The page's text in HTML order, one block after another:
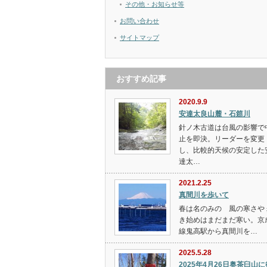
その他・お知らせ等
お問い合わせ
サイトマップ
おすすめ記事
2020.9.9
安達太良山麓・石筵川
針ノ木古道は台風の影響で
止を即決。リーダーを変更
し、比較的天候の安定した
達太…
2021.2.25
真間川を歩いて
春は名のみの 風の寒さや
き始めはまだまだ寒い。京
線鬼高駅から真間川を…
2025.5.28
2025年4月26日奥茶臼山に